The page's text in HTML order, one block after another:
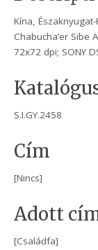
Kína,
Chabucha’er Sibe
72x72 dpi; SONY
S.I.GY.2458
Cím
[Nincs]
Adott
[Családfa]